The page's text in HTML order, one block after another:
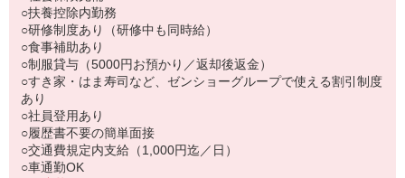
○扶養控除内勤務
○研修制度あり（研修中も同時給）
○食事補助あり
○制服貸与（5000円お預かり／返却後返金）
○すき家・はま寿司など、ゼンショーグループで使える割引制度
あり
○社員登用あり
○履歴書不要の簡単面接
○交通費規定内支給（1,000円迄／日）
○車通勤OK